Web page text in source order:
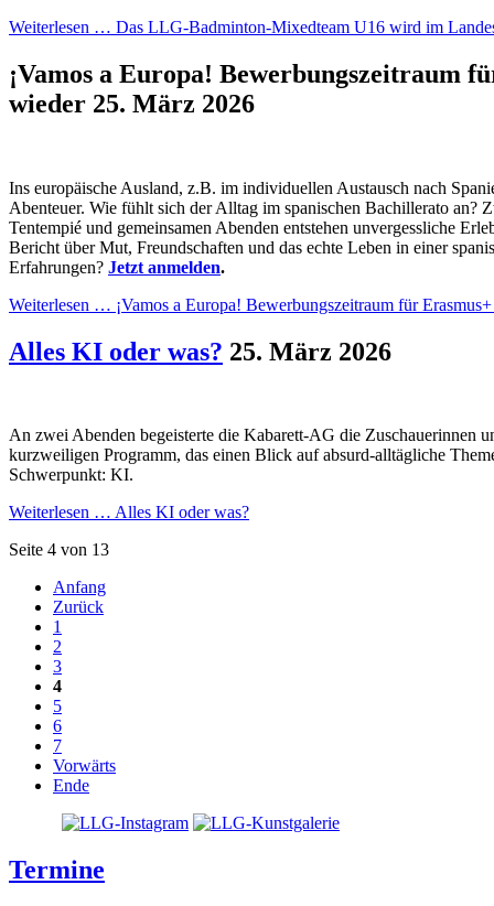
Weiterlesen … Das LLG-Badminton-Mixedteam U16 wird im
¡Vamos a Europa! Bewerbungszeitraum
wieder 25. März 2026
Ins europäische Ausland, z.B. im individuellen Austausch nach
Abenteuer. Wie fühlt sich der Alltag im spanischen Bachillerato an?
Tentempié und gemeinsamen Abenden entstehen unvergessliche
Bericht über Mut, Freundschaften und das echte Leben in einer
Erfahrungen? Jetzt anmelden.
Weiterlesen … ¡Vamos a Europa! Bewerbungszeitraum für
Alles KI oder was? 25. März 2026
An zwei Abenden begeisterte die Kabarett-AG die Zuschauerinnen
kurzweiligen Programm, das einen Blick auf absurd-alltägliche
Schwerpunkt: KI.
Weiterlesen … Alles KI oder was?
Seite 4 von 13
Anfang
Zurück
1
2
3
4
5
6
7
Vorwärts
Ende
Termine